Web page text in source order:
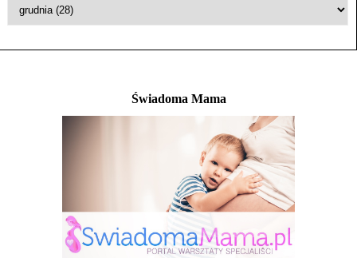
Świadoma Mama